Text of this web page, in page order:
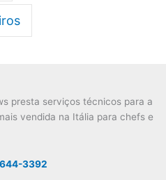
presta serviços técnicos para a
vendida na Itália para chefs e
3392